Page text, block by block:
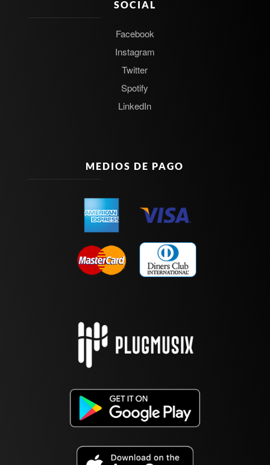
SOCIAL
Facebook
Instagram
Twitter
Spotify
LinkedIn
MEDIOS DE PAGO